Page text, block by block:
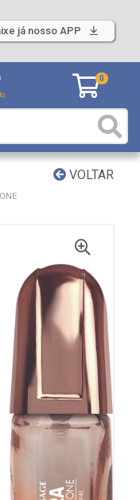
já nosso APP
0
VOLTAR